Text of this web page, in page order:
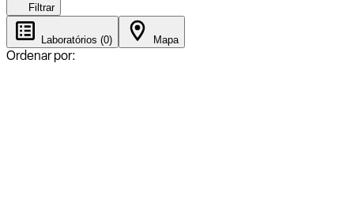
Filtrar
Laboratórios (0) Mapa
Ordenar por: